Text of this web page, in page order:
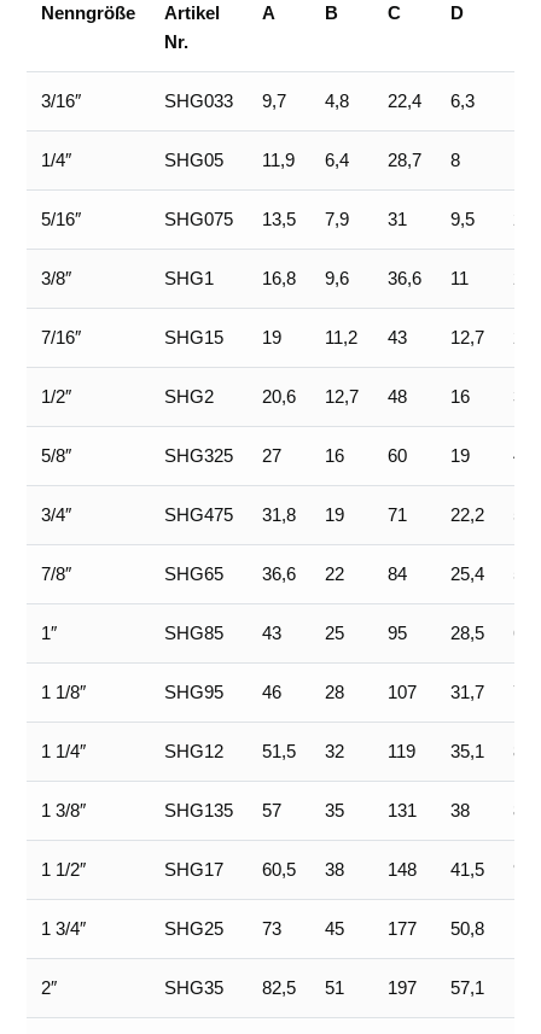
Nenngröße
Artikel
Nr.
A B C D
3/16″ SHG033 9,7 4,8 22,4 6,3
1/4″ SHG05 11,9 6,4 28,7 8
5/16″ SHG075 13,5 7,9 31 9,5
3/8″ SHG1 16,8 9,6 36,6 11
7/16″ SHG15 19 11,2 43 12,7
1/2″ SHG2 20,6 12,7 48 16 33
5/8″ SHG325 27 16 60 19 42
3/4″ SHG475 31,8 19 71 22,2 51
7/8″ SHG65 36,6 22 84 25,4 58
1″ SHG85 43 25 95 28,5 68
1 1/8″ SHG95 46 28 107 31,7 74
1 1/4″ SHG12 51,5 32 119 35,1 82
1 3/8″ SHG135 57 35 131 38 89
1 1/2″ SHG17 60,5 38 148 41,5 98
1 3/4″ SHG25 73 45 177 50,8
2″ SHG35 82,5 51 197 57,1